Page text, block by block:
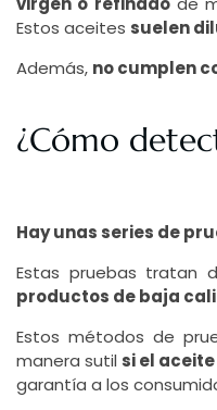
Estos aceites suelen
Además, no cumplen
¿Cómo
Hay unas series de
Estas pruebas tratan
productos de baja
Estos métodos de
manera sutil si el
garantía a los